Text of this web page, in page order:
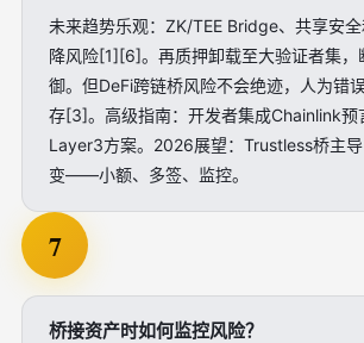
未来趋势乐观：ZK/TEE Bridge、共享安
降风险[1][6]。再质押卸载至大验证者集，
御。但DeFi跨链桥风险不会绝迹，人为错
存[3]。高级指南：开发者集成Chainlink
Layer3方案。2026展望：Trustless桥主
变——小额、多签、监控。
7
桥接资产时如何监控风险？